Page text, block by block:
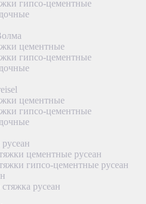
гипсо-цементные
цементные
гипсо-цементные
цементные
гипсо-цементные
цементные русеан
гипсо-цементные русеан
русеан